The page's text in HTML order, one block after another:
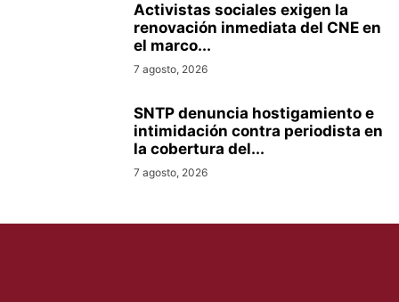
Activistas sociales exigen la
renovación inmediata del CNE en
el marco...
7 agosto, 2026
SNTP denuncia hostigamiento e
intimidación contra periodista en
la cobertura del...
7 agosto, 2026